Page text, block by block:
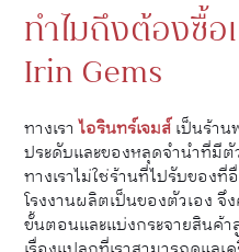
ทำไมถึงต้องซื้
Irin Gems
ทางเราไอรินทร์เจมส์เป็นร้าน
ประดับและของหลุดจำนำที่มี
ทางเราไม่ใช่ร้านที่ไปรับของที่
โรงงานผลิตเป็นของตัวเอง
ขั้นตอนและแบ่งกระจายสินค้า